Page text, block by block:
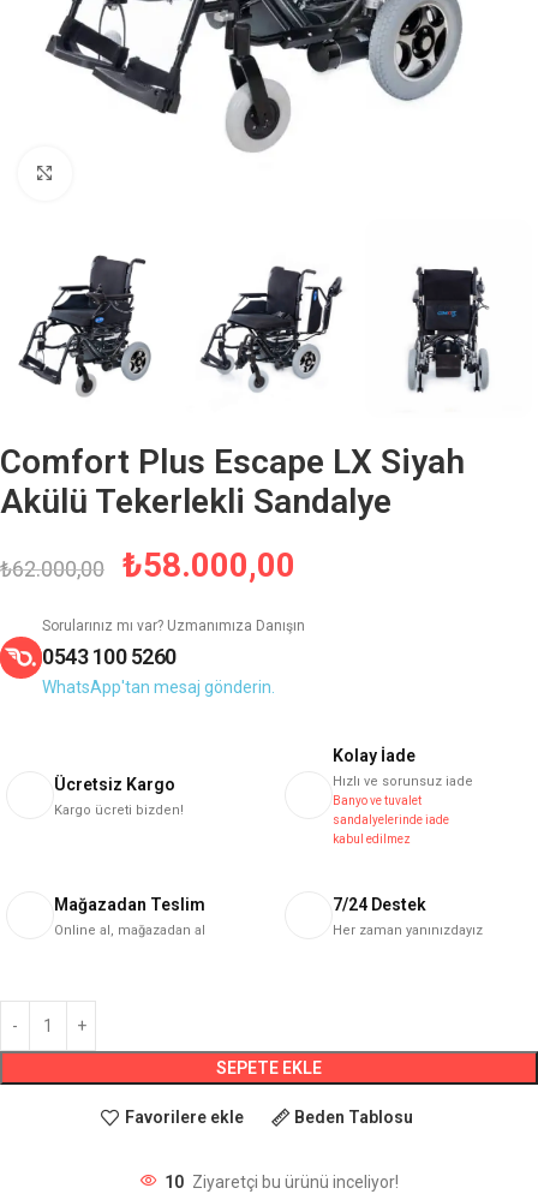
Comfort Plus Escape LX Siyah
Akülü Tekerlekli Sandalye
₺62.000,00 ₺58.000,00
Sorularınız mı var? Uzmanımıza Danışın
0543 100 5260
WhatsApp'tan mesaj gönderin.
Ücretsiz Kargo
Kargo ücreti bizden!
Kolay İade
Hızlı ve sorunsuz iade
Banyo ve tuvalet
sandalyelerinde iade
kabul edilmez
Mağazadan Teslim
Online al, mağazadan al
7/24 Destek
Her zaman yanınızdayız
SEPETE EKLE
Favorilere ekle Beden Tablosu
10 Ziyaretçi bu ürünü inceliyor!